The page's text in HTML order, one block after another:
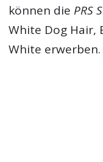
können die PRS
White Dog Hair,
White erwerben.